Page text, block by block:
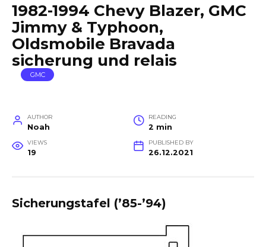
1982-1994 Chevy Blazer, GMC
Jimmy & Typhoon,
Oldsmobile Bravada
sicherung und relais
GMC
AUTHOR
Noah
READING
2 min
VIEWS
19
PUBLISHED BY
26.12.2021
Sicherungstafel (’85-’94)